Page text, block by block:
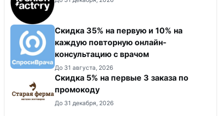
Скидка 35% на первую и 10% на
каждую повторную онлайн-
консультацию с врачом
До 31 августа, 2026
Скидка 5% на первые 3 заказа по
промокоду
До 31 декабря, 2026